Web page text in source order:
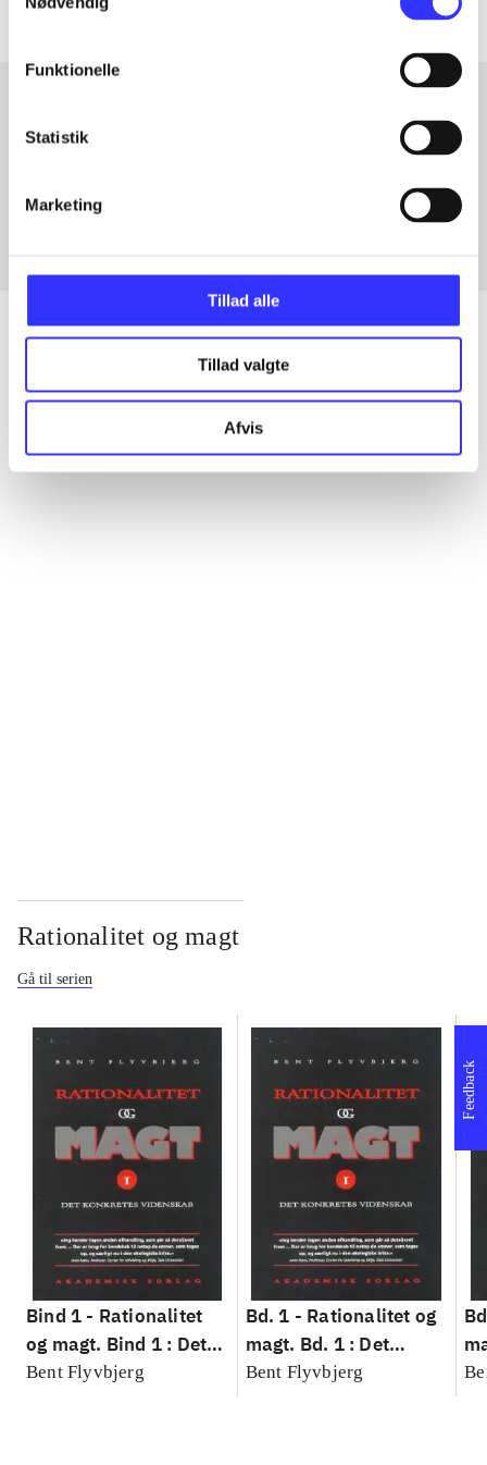
Funktionelle
Statistik
Marketing
Tillad alle
Tillad valgte
Afvis
Artikler med samme emner
Artikler
Alle registrerede artikler fordelt på udgivelser
Rationalitet og magt
Gå til serien
Bind 1 - Rationalitet
og magt. Bind 1 : Det
konkretes videnskab
Bent Flyvbjerg
Bd. 1 - Rationalitet og
magt. Bd. 1 : Det
konkretes videnskab
Bent Flyvbjerg
Feedback